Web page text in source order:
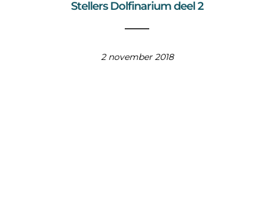
Stellers Dolfinarium deel 2
2 november 2018